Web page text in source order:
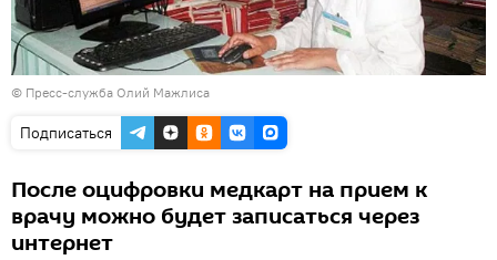
© Пресс-служба Олий Мажлиса
Подписаться
После оцифровки медкарт на прием к
врачу можно будет записаться через
интернет